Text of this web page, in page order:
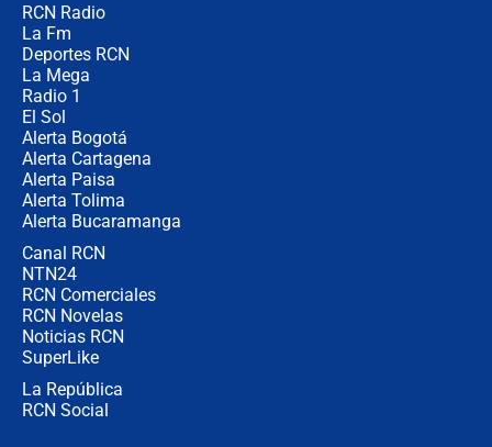
RCN Radio
La Fm
Deportes RCN
La Mega
Radio 1
El Sol
Alerta Bogotá
Alerta Cartagena
Alerta Paisa
Alerta Tolima
Alerta Bucaramanga
Canal RCN
NTN24
RCN Comerciales
RCN Novelas
Noticias RCN
SuperLike
La República
RCN Social